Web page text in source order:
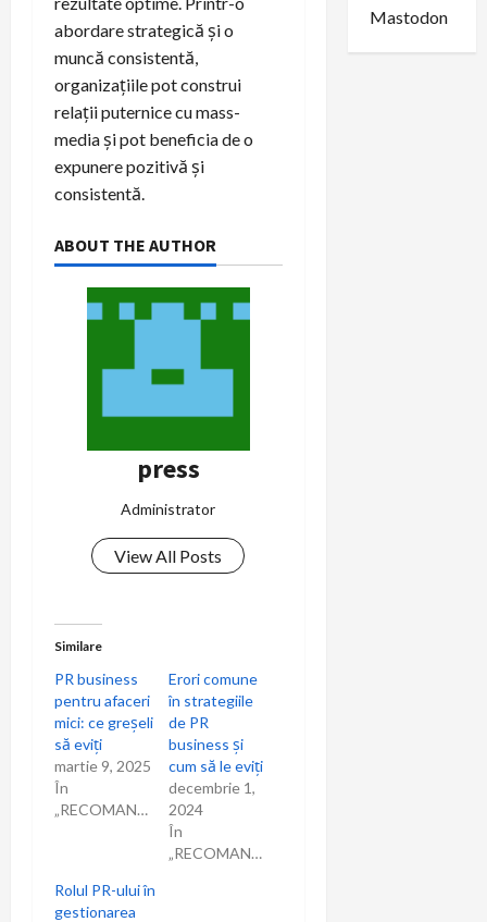
abordare strategică și o
muncă consistentă,
organizațiile pot construi
relații puternice cu mass-
media și pot beneficia de o
expunere pozitivă și
consistentă.
ABOUT THE AUTHOR
press
Administrator
View All Posts
Similare
PR business
pentru afaceri
mici: ce greșeli
să eviți
martie 9, 2025
În
„RECOMANDARI”
Erori comune
în strategiile
de PR
business și
cum să le eviți
decembrie 1,
2024
În
„RECOMANDARI”
Rolul PR-ului în
gestionarea
Mastodon